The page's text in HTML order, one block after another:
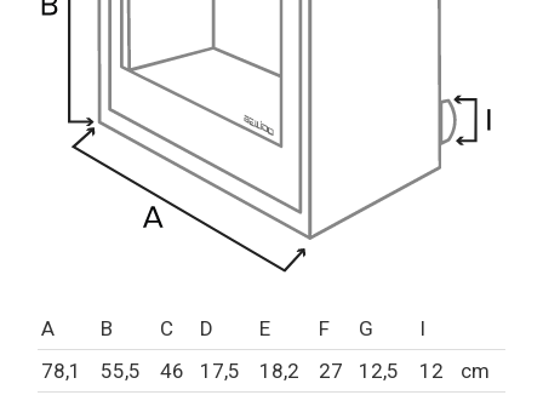
A B C D E F G
I
78,1
55,5 46 17,5 18,2 27 12,5 12 cm